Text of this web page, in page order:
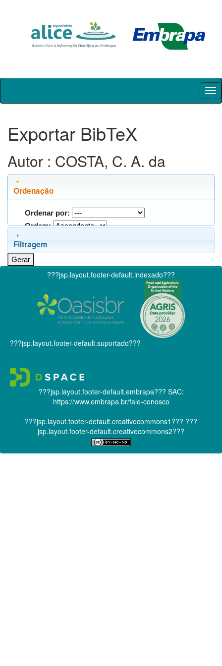
Skip
Exportar BibTeX
Autor : COSTA, C. A. da
Ordenação
Ordenar por:
Ordem:
Filtragem
???jsp.layout.footer-default.indexado???
???jsp.layout.footer-default.suportado???
???jsp.layout.footer-default.embrapa??? SAC:
https://www.embrapa.br/fale-conosco
???jsp.layout.footer-default.creativecommons1??? ???
jsp.layout.footer-default.creativecommons2???